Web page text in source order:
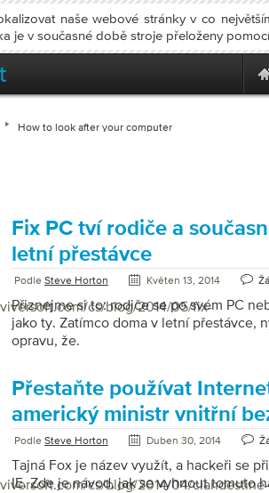
naše webové stránky v co
je v současné době stroje přeloženy
How to look after your computer
cs/blog/2014/05/fix-
Fix PC tví rodiče a
letní přestávce
Podle Steve Horton Květen 13, 2014
Přiznejme si to: rodiče se po svém PC
jako ty. Zatímco doma v letní přestávce,
opravu, že.
cs/blog/2014/04/clandestine-
Přestaňte používat
americký ministr vnitřní
Podle Steve Horton Duben 30, 2014
Tajná Fox je název využít, a hackeři se
IE. Zde je návod, jak se vyhnout tomuto